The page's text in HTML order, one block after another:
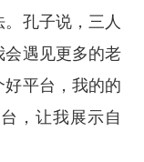
孔子说，三人
会遇见更多的老
平台，我的的
，让我展示自